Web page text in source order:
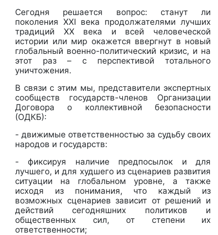
Сегодня решается вопрос: станут ли
поколения XXI века продолжателями лучших
традиций ХХ века и всей человеческой
истории или мир окажется ввергнут в новый
глобальный военно-политический кризис, и на
этот раз – с перспективой тотального
уничтожения.
В связи с этим мы, представители экспертных
сообществ государств-членов Организации
Договора о коллективной безопасности
(ОДКБ):
- движимые ответственностью за судьбу своих
народов и государств:
- фиксируя наличие предпосылок и для
лучшего, и для худшего из сценариев развития
ситуации на глобальном уровне, а также
исходя из понимания, что каждый из
возможных сценариев зависит от решений и
действий сегодняшних политиков и
общественных сил, от степени их
ответственности;